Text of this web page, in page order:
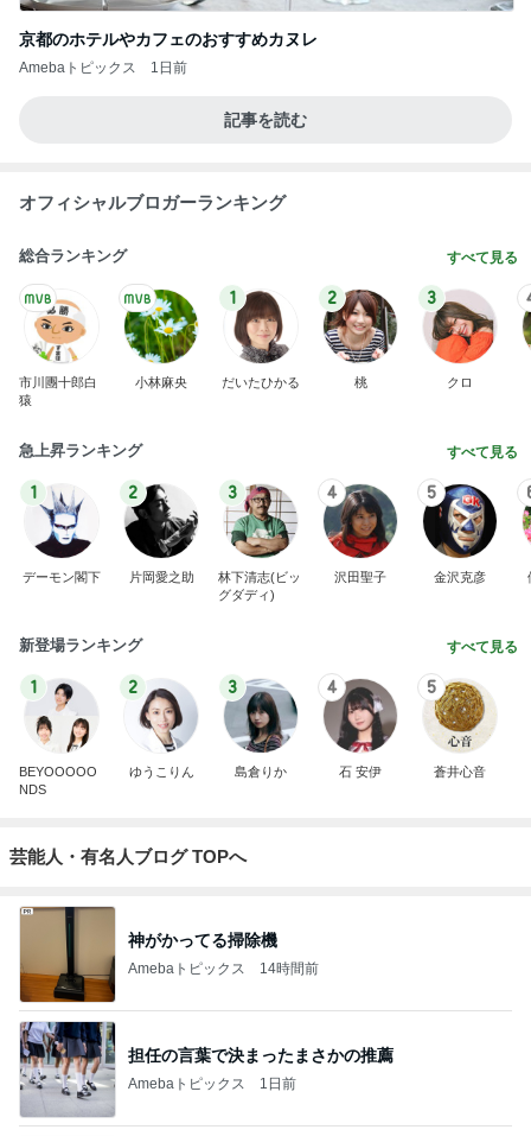
京都のホテルやカフェのおすすめカヌレ
Amebaトピックス 1日前
記事を読む
オフィシャルブロガーランキング
総合ランキング すべて見る
市川團十郎白
猿
小林麻央
1
だいたひかる
2
桃
3
クロ
急上昇ランキング すべて見る
1
デーモン閣下
2
片岡愛之助
3
林下清志(ビッ
グダディ)
4
沢田聖子
5
金沢克彦
新登場ランキング すべて見る
1
BEYOOOOO
NDS
2
ゆうこりん
3
島倉りか
4
石 安伊
5
蒼井心音
芸能人・有名人ブログ TOPへ
神がかってる掃除機
Amebaトピックス 14時間前
担任の言葉で決まったまさかの推薦
Amebaトピックス 1日前